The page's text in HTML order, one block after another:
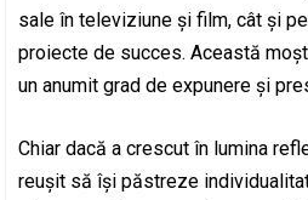
sale în televiziune și film, cât și
proiecte de succes. Această
un anumit grad de expunere și
Chiar dacă a crescut în lumina
reușit să își păstreze